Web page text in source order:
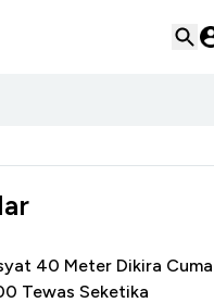
40 Meter Dikira Cuma
Tewas Seketika